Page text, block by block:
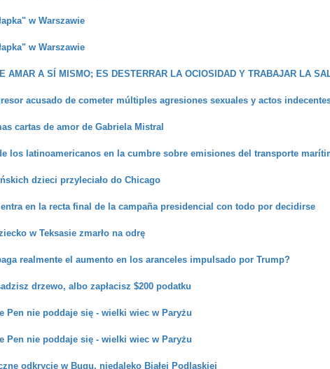
w Warszawie
w Warszawie
AMAR A SÍ MISMO; ES DESTERRAR LA OCIOSIDAD Y TRABAJAR LA
acusado de cometer múltiples agresiones sexuales y actos
cartas de amor de Gabriela Mistral
los latinoamericanos en la cumbre sobre emisiones del transporte
dzieci przyleciało do Chicago
en la recta final de la campaña presidencial con todo por decidirse
w Teksasie zmarło na odrę
realmente el aumento en los aranceles impulsado por Trump?
drzewo, albo zapłacisz $200 podatku
Pen nie poddaje się - wielki wiec w Paryżu
Pen nie poddaje się - wielki wiec w Paryżu
odkrycie w Bugu, niedaleko Białej Podlaskiej